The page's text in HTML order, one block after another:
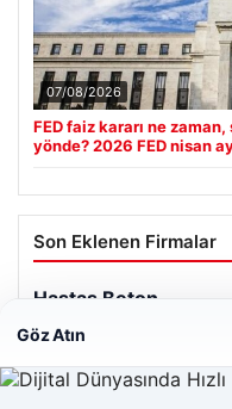
07/08/2026
FED faiz kararı ne
yönde? 2026 FED nisan
Son Eklenen Firmalar
Göz Atın